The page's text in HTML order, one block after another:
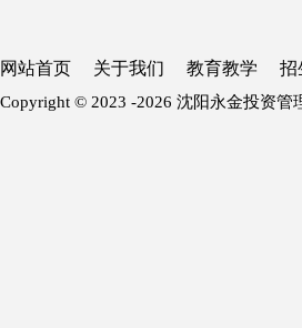
网站首页 关于我们 教育教学 招
Copyright © 2023 -2026 沈阳永金投资管